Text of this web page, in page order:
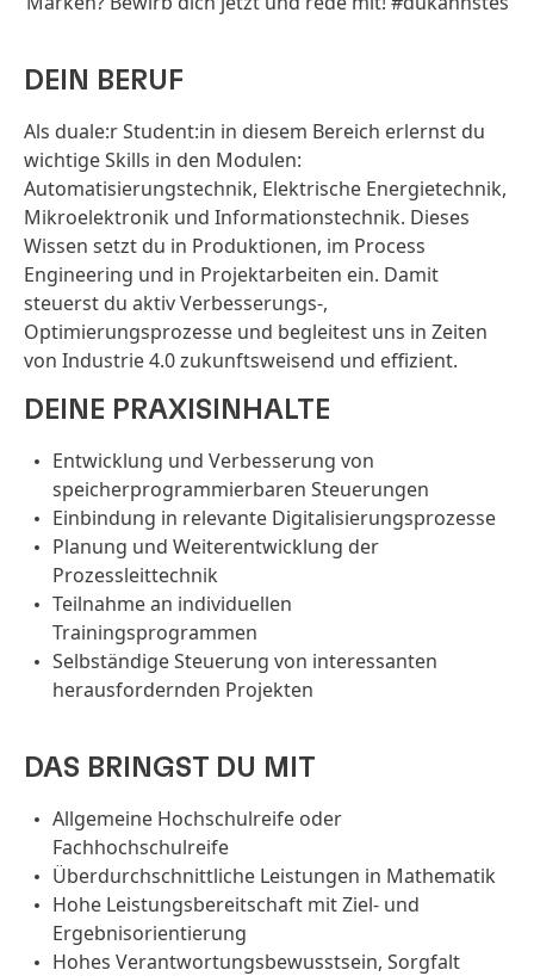
DEIN BERUF
Als duale:r Student:in in diesem Bereich erlernst du
wichtige Skills in den Modulen:
Automatisierungstechnik, Elektrische Energietechnik,
Mikroelektronik und Informationstechnik. Dieses
Wissen setzt du in Produktionen, im Process
Engineering und in Projektarbeiten ein. Damit
steuerst du aktiv Verbesserungs-,
Optimierungsprozesse und begleitest uns in Zeiten
von Industrie 4.0 zukunftsweisend und effizient.
DEINE PRAXISINHALTE
Entwicklung und Verbesserung von
speicherprogrammierbaren Steuerungen
Einbindung in relevante Digitalisierungsprozesse
Planung und Weiterentwicklung der
Prozessleittechnik
Teilnahme an individuellen
Trainingsprogrammen
Selbständige Steuerung von interessanten
herausfordernden Projekten
DAS BRINGST DU MIT
Allgemeine Hochschulreife oder
Fachhochschulreife
Überdurchschnittliche Leistungen in Mathematik
Hohe Leistungsbereitschaft mit Ziel- und
Ergebnisorientierung
Hohes Verantwortungsbewusstsein, Sorgfalt